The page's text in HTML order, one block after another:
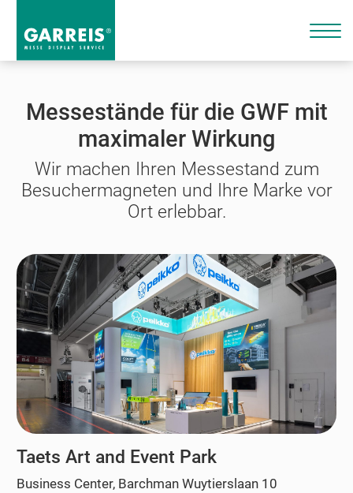
Messestände für die GWF mit
maximaler Wirkung
Wir machen Ihren Messestand zum
Besuchermagneten und Ihre Marke vor
Ort erlebbar.
Taets Art and Event Park
Business Center, Barchman Wuytierslaan 10